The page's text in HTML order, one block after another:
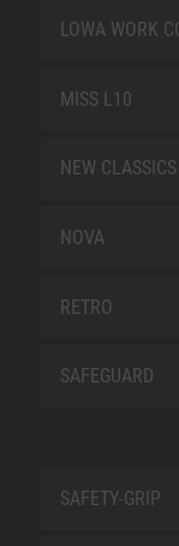
LOWA WORK
MISS L10
NEW CLASSICS
NOVA
RETRO
SAFEGUARD
SAFETY-GRIP